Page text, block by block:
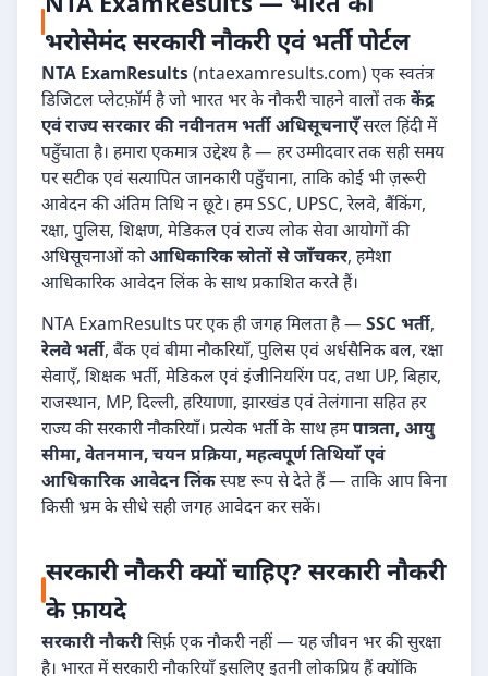
भरोसेमंद सरकारी नौकरी एवं भर्ती पोर्टल
NTA ExamResults (ntaexamresults.com) एक स्वतंत्र
डिजिटल प्लेटफ़ॉर्म है जो भारत भर के नौकरी चाहने वालों तककेंद्र
एवं राज्य सरकार की नवीनतम भर्ती अधिसूचनाएँसरल हिंदी में
पहुँचाता है। हमारा एकमात्र उद्देश्य है — हर उम्मीदवार तक सही समय
पर सटीक एवं सत्यापित जानकारी पहुँचाना, ताकि कोई भी ज़रूरी
आवेदन की अंतिम तिथि न छूटे। हम SSC, UPSC, रेलवे, बैंकिंग,
रक्षा, पुलिस, शिक्षण, मेडिकल एवं राज्य लोक सेवा आयोगों की
अधिसूचनाओं कोआधिकारिक स्रोतों से जाँचकर, हमेशा
आधिकारिक आवेदन लिंक के साथ प्रकाशित करते हैं।
NTA ExamResults पर एक ही जगह मिलता है — SSC भर्ती,
रेलवे भर्ती, बैंक एवं बीमा नौकरियाँ, पुलिस एवं अर्धसैनिक बल, रक्षा
सेवाएँ, शिक्षक भर्ती, मेडिकल एवं इंजीनियरिंग पद, तथा UP, बिहार,
राजस्थान, MP, दिल्ली, हरियाणा, झारखंड एवं तेलंगाना सहित हर
राज्य की सरकारी नौकरियाँ। प्रत्येक भर्ती के साथ हमपात्रता, आयु
सीमा, वेतनमान, चयन प्रक्रिया, महत्वपूर्ण तिथियाँ एवं
आधिकारिक आवेदन लिंकस्पष्ट रूप से देते हैं — ताकि आप बिना
किसी भ्रम के सीधे सही जगह आवेदन कर सकें।
सरकारी नौकरी क्यों चाहिए? सरकारी नौकरी
के फ़ायदे
सरकारी नौकरीसिर्फ़ एक नौकरी नहीं — यह जीवन भर की सुरक्षा
है। भारत में सरकारी नौकरियाँ इसलिए इतनी लोकप्रिय हैं क्योंकि